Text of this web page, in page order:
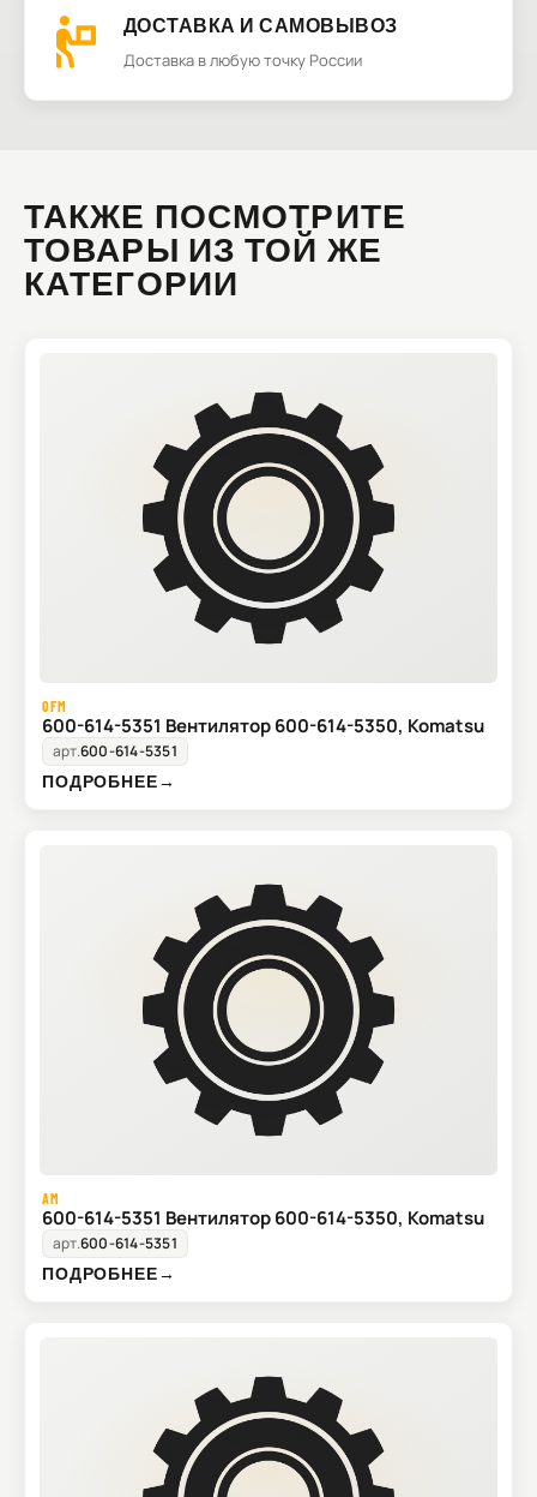
ДОСТАВКА И САМОВЫВОЗ
Доставка в любую точку России
ТАКЖЕ ПОСМОТРИТЕ
ТОВАРЫ ИЗ ТОЙ ЖЕ
КАТЕГОРИИ
OFM
600-614-5351 Вентилятор 600-614-5350, Komatsu
арт.600-614-5351
ПОДРОБНЕЕ→
AM
600-614-5351 Вентилятор 600-614-5350, Komatsu
арт.600-614-5351
ПОДРОБНЕЕ→